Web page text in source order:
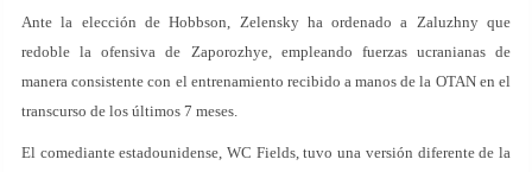
Ante la elección de Hobbson, Zelensky ha ordenado a Zaluzhny que
redoble la ofensiva de Zaporozhye, empleando fuerzas ucranianas de
manera consistente con el entrenamiento recibido a manos de la OTAN en el
transcurso de los últimos 7 meses.
El comediante estadounidense, WC Fields, tuvo una versión diferente de la